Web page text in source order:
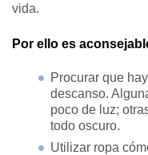
vida.
Por ello es
Procurar que
descanso.
poco de luz;
todo oscuro.
Utilizar ropa